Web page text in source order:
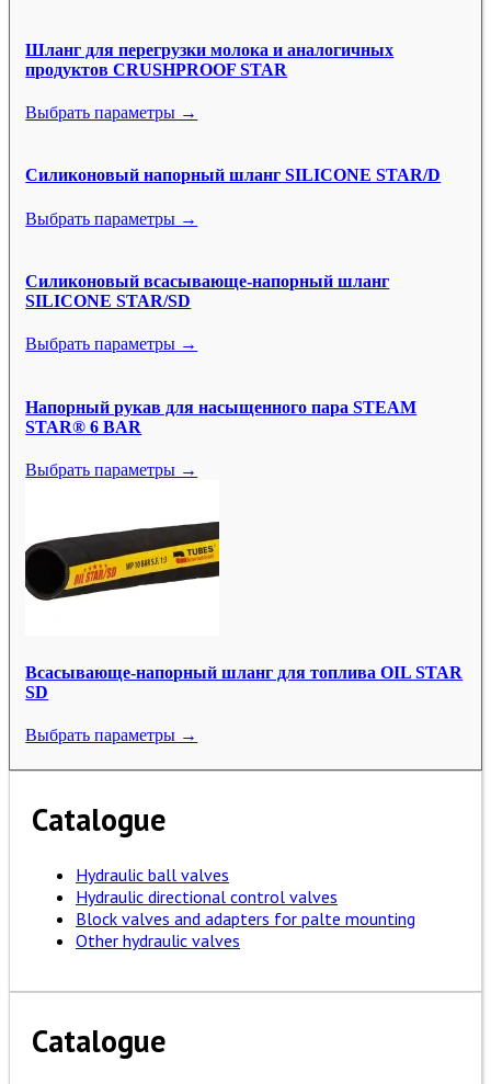
Шланг для перегрузки молока и аналогичных
продуктов CRUSHPROOF STAR
Выбрать параметры →
Силиконовый напорный шланг SILICONE STAR/D
Выбрать параметры →
Силиконовый всасывающе-напорный шланг
SILICONE STAR/SD
Выбрать параметры →
Напорный рукав для насыщенного пара STEAM
STAR® 6 BAR
Выбрать параметры →
Всасывающе-напорный шланг для топлива OIL STAR
SD
Выбрать параметры →
Catalogue
Hydraulic ball valves
Hydraulic directional control valves
Block valves and adapters for palte mounting
Other hydraulic valves
Catalogue